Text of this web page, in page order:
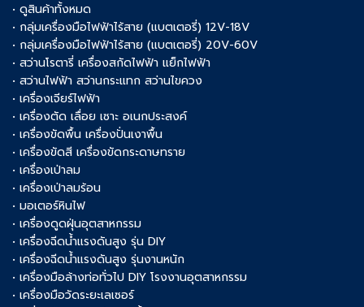
• ดูสินค้าทั้งหมด
• กลุ่มเครื่องมือไฟฟ้าไร้สาย (แบตเตอรี่) 12V-18V
• กลุ่มเครื่องมือไฟฟ้าไร้สาย (แบตเตอรี่) 20V-60V
• สว่านโรตารี่ เครื่องสกัดไฟฟ้า แย็กไฟฟ้า
• สว่านไฟฟ้า สว่านกระแทก สว่านไขควง
• เครื่องเจียร์ไฟฟ้า
• เครื่องตัด เลื่อย เซาะ อเนกประสงค์
• เครื่องขัดพื้น เครื่องปั่นเงาพื้น
• เครื่องขัดสี เครื่องขัดกระดาษทราย
• เครื่องเป่าลม
• เครื่องเป่าลมร้อน
• มอเตอร์หินไฟ
• เครื่องดูดฝุ่นอุตสาหกรรม
• เครื่องฉีดน้ำแรงดันสูง รุ่น DIY
• เครื่องฉีดน้ำแรงดันสูง รุ่นงานหนัก
• เครื่องมือล้างท่อทั่วไป DIY โรงงานอุตสาหกรรม
• เครื่องมือวัดระยะเลเซอร์